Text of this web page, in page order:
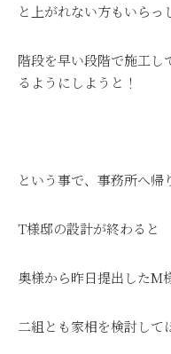
と上がれない方もいらっ
階段を早い段階で施工し
るようにしようと！
という事で、事務所へ帰
T様邸の設計が終わると
奥様から昨日提出したM
二組とも家相を検討して